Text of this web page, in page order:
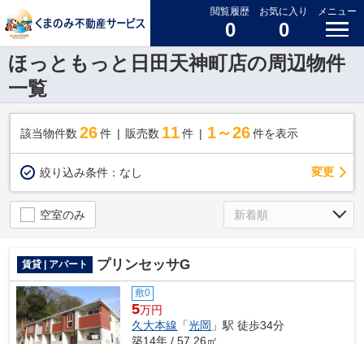
閲覧履歴
0
お気に入り
0
メニュー
ほっともっと日田天神町店の周辺物件
一覧
該当物件数 26件 販売数 11 件 1～26 件を表示
絞り込み条件： なし 変更
空室のみ
賃貸 | アパート プリンセッサG
敷0
5万円
久大本線 「光岡 」駅 徒歩34分
築14年 / 57.26㎡